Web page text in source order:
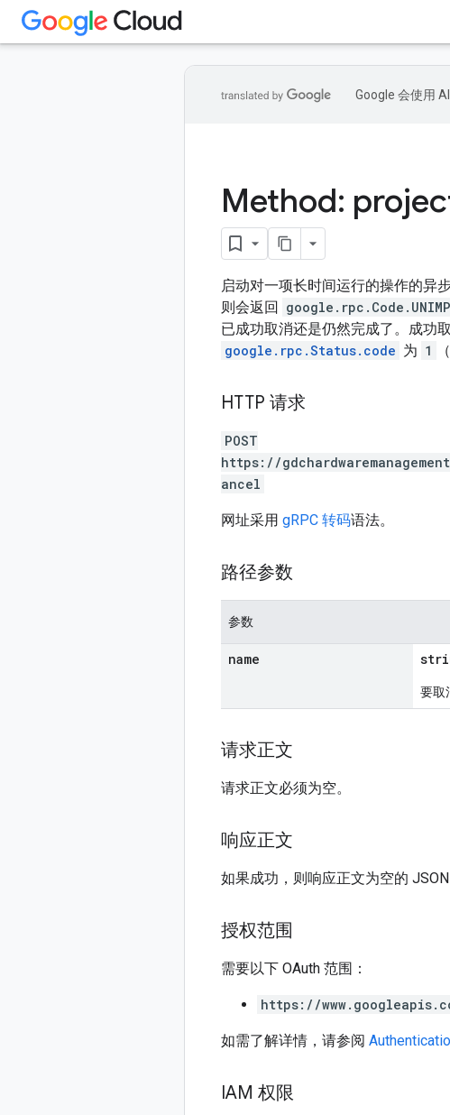
Google 会使用
Method:
启动对一项长时间运行的操作的异
则会返回
已成功取消还是仍然完成了。成功
google.rpc.Status.code 为 1
HTTP 请求
POST
https://
ancel
网址采用 gRPC 转码语法。
路径参数
参数
name
要取
请求正文
请求正文必须为空。
响应正文
如果成功，则响应正文为空的 JSON
授权范围
需要以下 OAuth 范围：
https://
如需了解详情，请参阅
IAM 权限